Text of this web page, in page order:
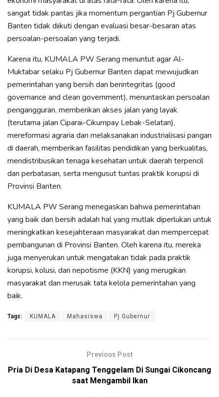
sangat tidak pantas jika momentum pergantian Pj Gubernur
Banten tidak diikuti dengan evaluasi besar-besaran atas
persoalan-persoalan yang terjadi.
Karena itu, KUMALA PW Serang menuntut agar Al-
Muktabar selaku Pj Gubernur Banten dapat mewujudkan
pemerintahan yang bersih dan berintegritas (good
governance and clean government), menuntaskan persoalan
pengangguran, memberikan akses jalan yang layak
(terutama jalan Ciparai-Cikumpay Lebak-Selatan),
mereformasi agraria dan melaksanakan industrialisasi pangan
di daerah, memberikan fasilitas pendidikan yang berkualitas,
mendistribusikan tenaga kesehatan untuk daerah terpencil
dan perbatasan, serta mengusut tuntas praktik korupsi di
Provinsi Banten.
KUMALA PW Serang menegaskan bahwa pemerintahan
yang baik dan bersih adalah hal yang mutlak diperlukan untuk
meningkatkan kesejahteraan masyarakat dan mempercepat
pembangunan di Provinsi Banten. Oleh karena itu, mereka
juga menyerukan untuk mengatakan tidak pada praktik
korupsi, kolusi, dan nepotisme (KKN) yang merugikan
masyarakat dan merusak tata kelola pemerintahan yang
baik.
Tags: KUMALA Mahasiswa Pj Gubernur
Previous Post
Pria Di Desa Katapang Tenggelam Di Sungai Cikoncang
saat Mengambil Ikan